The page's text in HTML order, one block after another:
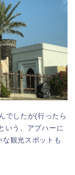
でしたが(行ったら
いう、アブハーに
観光スポットも